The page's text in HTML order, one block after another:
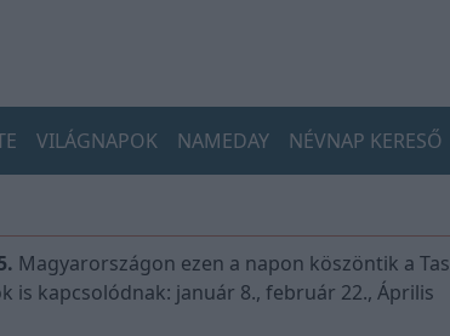
VILÁGNAPOK NAMEDAY NÉVNAP KERESŐ
Magyarországon ezen a napon köszöntik a Tas
is kapcsolódnak: január 8., február 22., Április